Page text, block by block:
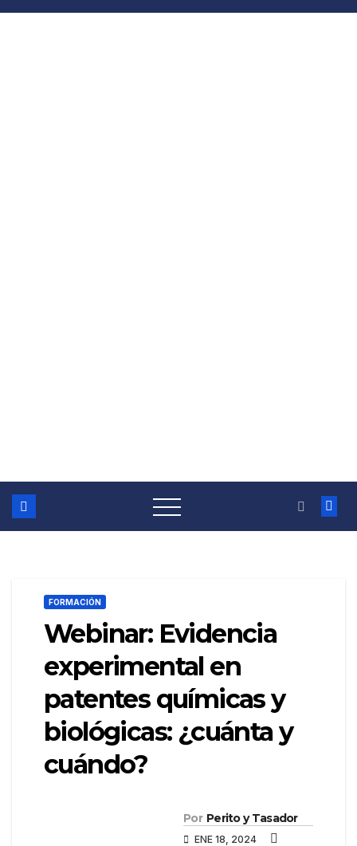
Saltar
FORMACIÓN
Webinar: Evidencia
experimental en
patentes químicas y
biológicas: ¿cuánta y
cuándo?
Por Perito y Tasador
ENE 18, 2024